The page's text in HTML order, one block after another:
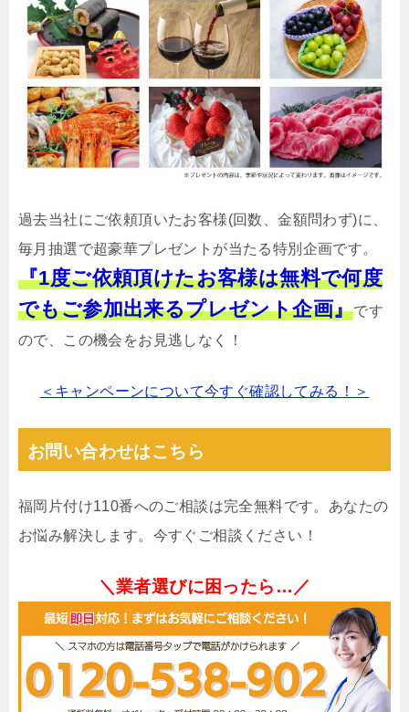
過去当社にご依頼頂いたお客様(回数、金額問わず)に、
毎月抽選で超豪華プレゼントが当たる特別企画です。
『1度ご依頼頂けたお客様は無料で何度
でもご参加出来るプレゼント企画』です
ので、この機会をお見逃しなく！
＜キャンペーンについて今すぐ確認してみる！＞
お問い合わせはこちら
福岡片付け110番へのご相談は完全無料です。あなたの
お悩み解決します。今すぐご相談ください！
＼業者選びに困ったら…／